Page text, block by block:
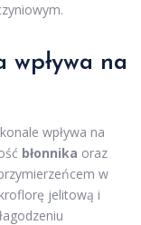
wpływa na
wpływa na
błonnika oraz
w
jelitową i